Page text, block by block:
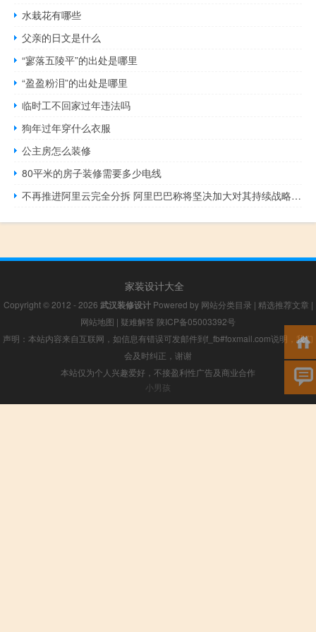
水栽花有哪些
父亲的日文是什么
“寥落五陵平”的出处是哪里
“盈盈粉泪”的出处是哪里
临时工不回家过年违法吗
狗年过年穿什么衣服
公主房怎么装修
80平米的房子装修需要多少电线
不再推进阿里云完全分拆 阿里巴巴称将坚决加大对其持续战略投入 到底什么情况嘞
家装设计大全
Copyright © 2012 - 2026 武汉装修设计Powered by 网站分类目录 | 精选推荐文章 |
网站地图 | 疑难解答 陕ICP备05003392号
声明：本站内容来自互联网，如信息有错误可发邮件到f_fb#foxmail.com说明，我们
会及时纠正，谢谢
本站仅为个人兴趣爱好，不接盈利性广告及商业合作
小男孩